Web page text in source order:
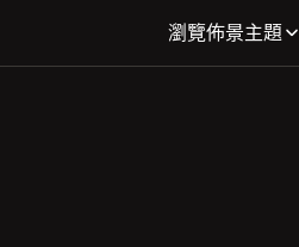
瀏覽佈景主題